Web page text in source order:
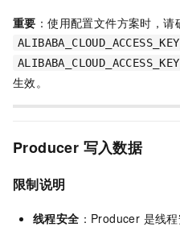
重要 ：使用配置文件方案时，
生效。
Producer 写入数据
限制说明
线程安全 ：Producer 是线